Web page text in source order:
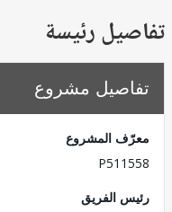
رئيسة
مشروع
المشروع
الفريق